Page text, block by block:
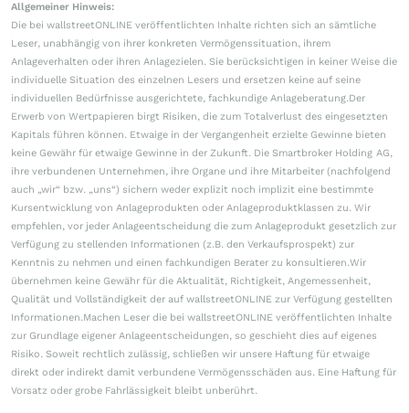
Allgemeiner Hinweis:
Die bei wallstreetONLINE veröffentlichten Inhalte richten sich an sämtliche
Leser, unabhängig von ihrer konkreten Vermögenssituation, ihrem
Anlageverhalten oder ihren Anlagezielen. Sie berücksichtigen in keiner Weise die
individuelle Situation des einzelnen Lesers und ersetzen keine auf seine
individuellen Bedürfnisse ausgerichtete, fachkundige Anlageberatung.Der
Erwerb von Wertpapieren birgt Risiken, die zum Totalverlust des eingesetzten
Kapitals führen können. Etwaige in der Vergangenheit erzielte Gewinne bieten
keine Gewähr für etwaige Gewinne in der Zukunft. Die Smartbroker Holding AG,
ihre verbundenen Unternehmen, ihre Organe und ihre Mitarbeiter (nachfolgend
auch „wir“ bzw. „uns“) sichern weder explizit noch implizit eine bestimmte
Kursentwicklung von Anlageprodukten oder Anlageproduktklassen zu. Wir
empfehlen, vor jeder Anlageentscheidung die zum Anlageprodukt gesetzlich zur
Verfügung zu stellenden Informationen (z.B. den Verkaufsprospekt) zur
Kenntnis zu nehmen und einen fachkundigen Berater zu konsultieren.Wir
übernehmen keine Gewähr für die Aktualität, Richtigkeit, Angemessenheit,
Qualität und Vollständigkeit der auf wallstreetONLINE zur Verfügung gestellten
Informationen.Machen Leser die bei wallstreetONLINE veröffentlichten Inhalte
zur Grundlage eigener Anlageentscheidungen, so geschieht dies auf eigenes
Risiko. Soweit rechtlich zulässig, schließen wir unsere Haftung für etwaige
direkt oder indirekt damit verbundene Vermögensschäden aus. Eine Haftung für
Vorsatz oder grobe Fahrlässigkeit bleibt unberührt.